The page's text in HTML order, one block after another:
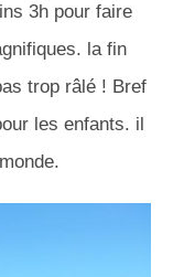
3h pour faire
la fin
trop râlé ! Bref
les enfants. il